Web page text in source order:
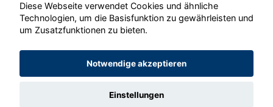
© konjunkturmotor.de GmbH 2020 - 2026
Diese Webseite verwendet Cookies und ähnliche
Technologien, um die Basisfunktion zu gewährleisten und
um Zusatzfunktionen zu bieten.
Notwendige akzeptieren
Einstellungen